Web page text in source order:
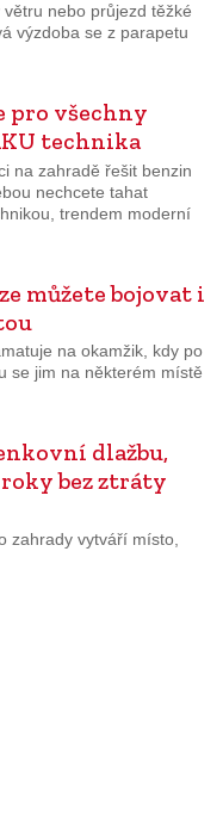
nebo průjezd těžké
výzdoba se z parapetu
pro všechny
technika
na zahradě řešit benzin
nechcete tahat
trendem moderní
můžete bojovat i
na okamžik, kdy po
se jim na některém místě
dlažbu,
bez ztráty
zahrady vytváří místo,